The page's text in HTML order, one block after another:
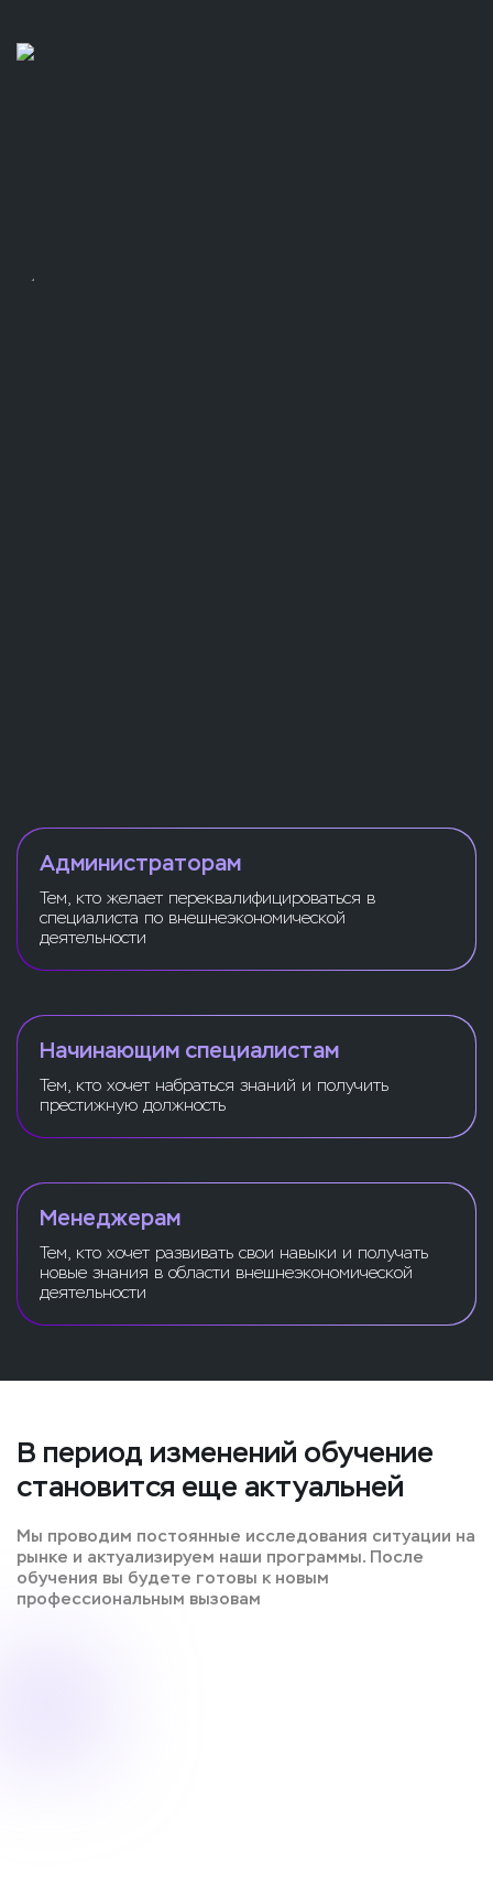
Администраторам
Тем, кто желает переквалифицироваться в
специалиста по внешнеэкономической
деятельности
Начинающим специалистам
Тем, кто хочет набраться знаний и получить
престижную должность
Менеджерам
Тем, кто хочет развивать свои навыки и получать
новые знания в области внешнеэкономической
деятельности
В период изменений обучение
становится еще актуальней
Мы проводим постоянные исследования ситуации на
рынке и актуализируем наши программы. После
обучения вы будете готовы к новым
профессиональным вызовам